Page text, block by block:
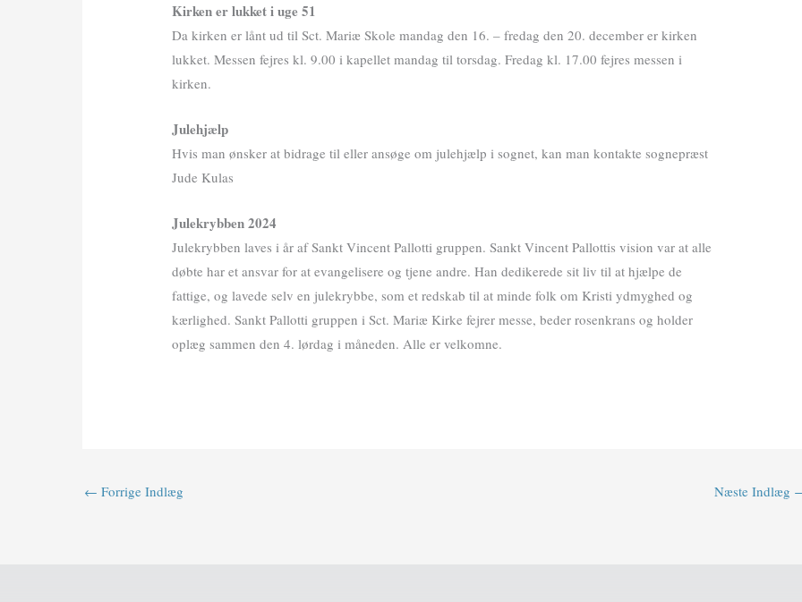
Kirken er lukket i uge 51
Da kirken er lånt ud til Sct. Mariæ Skole mandag den 16. – fredag den 20. december er kirken
lukket. Messen fejres kl. 9.00 i kapellet mandag til torsdag. Fredag kl. 17.00 fejres messen i
kirken.
Julehjælp
Hvis man ønsker at bidrage til eller ansøge om julehjælp i sognet, kan man kontakte sognepræst
Jude Kulas
Julekrybben 2024
Julekrybben laves i år af Sankt Vincent Pallotti gruppen. Sankt Vincent Pallottis vision var at alle
døbte har et ansvar for at evangelisere og tjene andre. Han dedikerede sit liv til at hjælpe de
fattige, og lavede selv en julekrybbe, som et redskab til at minde folk om Kristi ydmyghed og
kærlighed. Sankt Pallotti gruppen i Sct. Mariæ Kirke fejrer messe, beder rosenkrans og holder
oplæg sammen den 4. lørdag i måneden. Alle er velkomne.
← Forrige Indlæg Næste Indlæg